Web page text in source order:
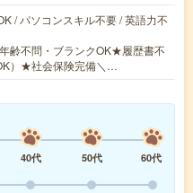
/ パソコンスキル不要 / 英語力不
齢不問・ブランクOK★履歴書不
）★社会保険完備＼…
40代 50代
60代